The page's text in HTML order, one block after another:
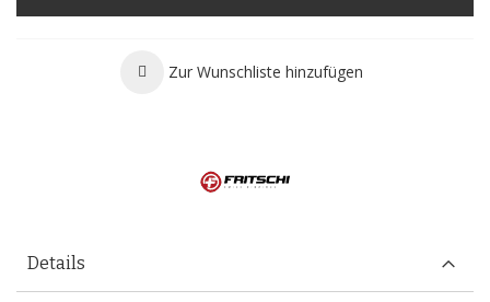
Zur Wunschliste hinzufügen
Details